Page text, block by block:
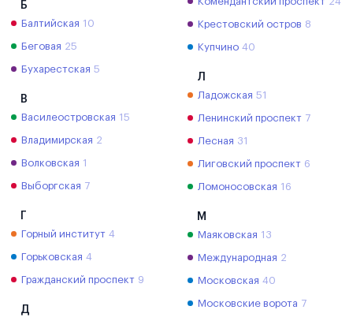
Б
Балтийская 10
Беговая 25
Бухарестская 5
В
Василеостровская 15
Владимирская 2
Волковская 1
Выборгская 7
Г
Горный институт 4
Горьковская 4
Гражданский проспект 9
Д
Крестовский остров 8
Купчино 40
Л
Ладожская 51
Ленинский проспект 7
Лесная 31
Лиговский проспект 6
Ломоносовская 16
М
Маяковская 13
Международная 2
Московская 40
Московские ворота 7